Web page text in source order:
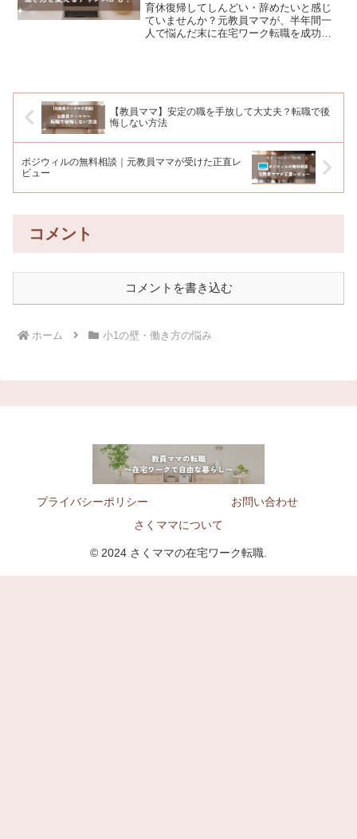
育休復帰してしんどい・辞めたいと感じ
ていませんか？元教員ママが、半年間一
人で悩んだ末に在宅ワーク転職を成功さ
【教員ママ】安定の職を手放して大丈夫？転職で後
悔しない方法
ポジウィルの無料相談｜元教員ママが受けた正直レ
ビュー
コメント
コメントを書き込む
ホーム 小1の壁・働き方の悩み
プライバシーポリシー
お問い合わせ
さくママについて
© 2024 さくママの在宅ワーク転職.